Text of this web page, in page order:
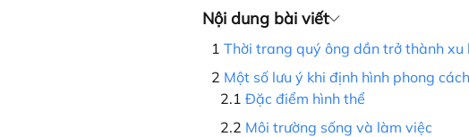
Nội dung bài viết
Thời trang quý ông dần trở thành xu
Một số lưu ý khi định hình phong
Đặc điểm hình thể
Môi trường sống và làm việc